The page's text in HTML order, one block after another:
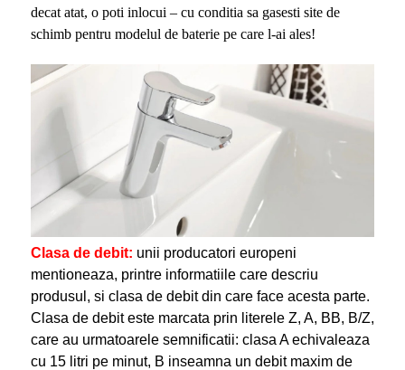
decat atat, o poti inlocui – cu conditia sa gasesti site de
schimb pentru modelul de baterie pe care l-ai ales!
Clasa de debit: unii producatori europeni
mentioneaza, printre informatiile care descriu
produsul, si clasa de debit din care face acesta parte.
Clasa de debit este marcata prin literele Z, A, BB, B/Z,
care au urmatoarele semnificatii: clasa A echivaleaza
cu 15 litri pe minut, B inseamna un debit maxim de